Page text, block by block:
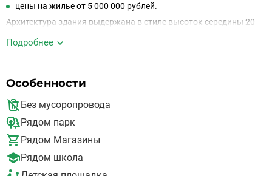
цены на жилье от 5 000 000 рублей.
Архитектура здания выдержана в стиле высоток середины 20
гранитной крошкой под названием Grattoni. Дом выполнен в
Инфраструктура района довольно развита. Поблизости
расположены школы, детские сады, поликлиники, торговые
спортивные объекты. Также в пешей доступности расположен
парк, кафе и кинотеатр.
Расстояние до МКАД составляет 25 километров, доехать можно
по Новорязанскому шоссе. Вблизи домов находится остановка
общественного транспорта. Автобусы курсируют как внутри
района, так и до Москвы к станциям метро «Выхино» и
«Кузьминки». Также в радиусе 1-2 километров от ЖК
Подробнее
Особенности
Без мусоропровода
Рядом парк
Рядом Магазины
Рядом школа